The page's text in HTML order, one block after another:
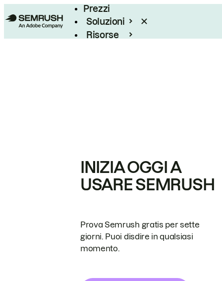
Prezzi
Soluzioni
Risorse
INIZIA OGGI A
USARE SEMRUSH
Prova Semrush gratis per sette
giorni. Puoi disdire in qualsiasi
momento.